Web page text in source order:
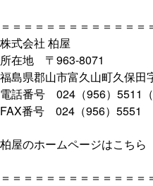
＝＝＝＝＝＝＝＝＝＝＝＝＝
株式会社 柏屋
所在地 〒963-8071
福島県郡山市富久山町久保田
電話番号 024（956）5511（
FAX番号 024（956）5551
柏屋のホームページはこちら
＝＝＝＝＝＝＝＝＝＝＝＝＝